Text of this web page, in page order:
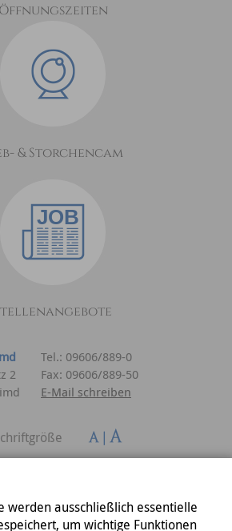
Öffnungszeiten
& Storchencam
Tel.: 09606/889-0
2
Fax: 09606/889-50
E-Mail schreiben
werden ausschließlich essentielle
um wichtige Funktionen